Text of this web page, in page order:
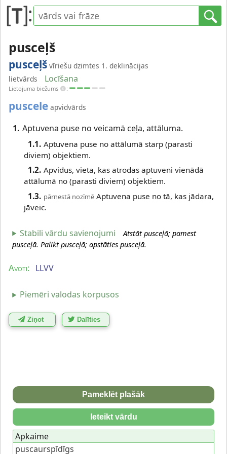
pusceļš
pusceļš vīriešu dzimtes 1. deklinācijas
lietvārds
Locīšana
Lietojuma biežums :
puscele apvidvārds
1. Aptuvena puse no veicamā ceļa, attāluma.
1.1. Aptuvena puse no attālumā starp (parasti
diviem) objektiem.
1.2. Apvidus, vieta, kas atrodas aptuveni vienādā
attālumā no (parasti diviem) objektiem.
1.3. pārnestā nozīmē Aptuvena puse no tā, kas jādara,
jāveic.
Stabili vārdu savienojumi
Atstāt pusceļā; pamest
pusceļā. Palikt pusceļā; apstāties pusceļā.
Avoti: LLVV
Piemēri valodas korpusos
Ziņot Dalīties
Pameklēt plašāk
Ieteikt vārdu
Apkaime
puscaurspīdīgs